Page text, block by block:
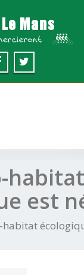
habitat
est